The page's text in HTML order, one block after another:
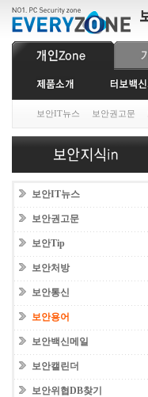
보안IT뉴스 보안권고문
보안IT뉴스
보안권고문
보안Tip
보안처방
보안통신
보안용어
보안백신메일
보안캘린더
보안위협DB찾기